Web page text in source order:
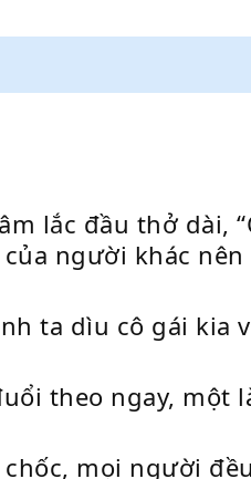
lắc đầu thở dài,
người khác nên
ta dìu cô gái kia
theo ngay, một
chốc, mọi người